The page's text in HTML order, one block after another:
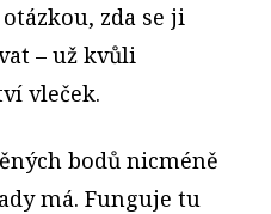
zda se ji
– už kvůli
vleček.
bodů nicméně
má. Funguje tu